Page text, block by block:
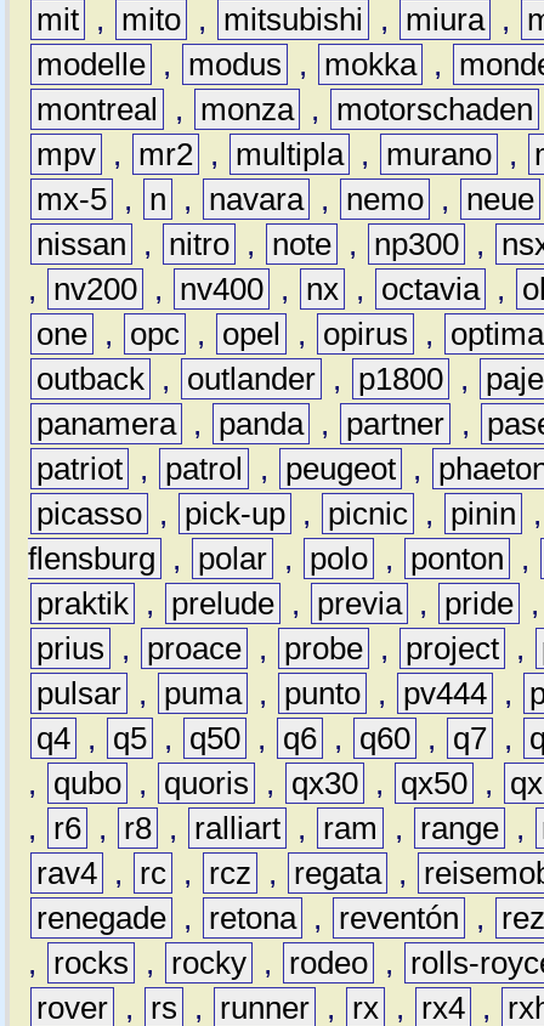
mit , mito , mitsubishi , miura ,
modelle , modus , mokka ,
montreal
, monza , motorschaden
mpv , mr2 , multipla , murano ,
mx-5 , n , navara , nemo , neue
nissan
, nitro , note , np300 ,
,
nv200 , nv400 , nx , octavia ,
one , opc , opel , opirus ,
optima
outback , outlander , p1800 ,
panamera , panda , partner ,
patriot , patrol , peugeot ,
picasso , pick-up , picnic , pinin
flensburg
, polar , polo , ponton
,
praktik , prelude , previa , pride
prius
, proace , probe , project ,
pulsar , puma , punto , pv444 ,
q4 , q5 , q50 , q6 , q60 , q7 ,
,
qubo , quoris , qx30 , qx50 ,
,
r6 , r8 , ralliart , ram , range ,
rav4 , rc , rcz , regata ,
renegade , retona , reventón ,
,
rocks , rocky , rodeo ,
rolls-
rover , rs , runner , rx , rx4 ,